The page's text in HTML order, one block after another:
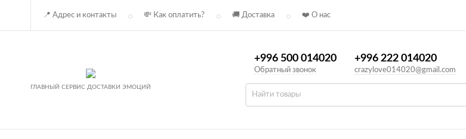
📍 Адрес и контакты 💸 Как оплатить? 🚚 Доставка ❤️ О нас
ГЛАВНЫЙ СЕРВИС ДОСТАВКИ ЭМОЦИЙ
+996 500 014020
Обратный звонок
+996 222 014020
crazylove014020@gmail.com